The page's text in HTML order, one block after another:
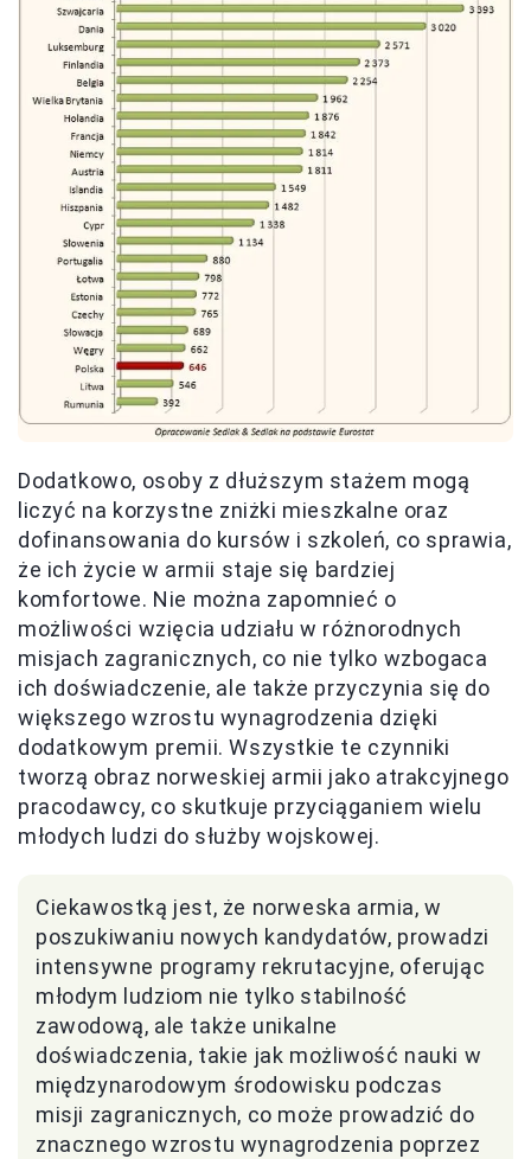
Dodatkowo, osoby z dłuższym stażem mogą
liczyć na korzystne zniżki mieszkalne oraz
dofinansowania do kursów i szkoleń, co sprawia,
że ich życie w armii staje się bardziej
komfortowe. Nie można zapomnieć o
możliwości wzięcia udziału w różnorodnych
misjach zagranicznych, co nie tylko wzbogaca
ich doświadczenie, ale także przyczynia się do
większego wzrostu wynagrodzenia dzięki
dodatkowym premii. Wszystkie te czynniki
tworzą obraz norweskiej armii jako atrakcyjnego
pracodawcy, co skutkuje przyciąganiem wielu
młodych ludzi do służby wojskowej.
Ciekawostką jest, że norweska armia, w
poszukiwaniu nowych kandydatów, prowadzi
intensywne programy rekrutacyjne, oferując
młodym ludziom nie tylko stabilność
zawodową, ale także unikalne
doświadczenia, takie jak możliwość nauki w
międzynarodowym środowisku podczas
misji zagranicznych, co może prowadzić do
znacznego wzrostu wynagrodzenia poprzez